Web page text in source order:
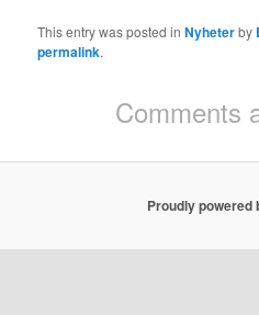
This entry was posted inNyheterby
permalink.
Comments
Proudly powered